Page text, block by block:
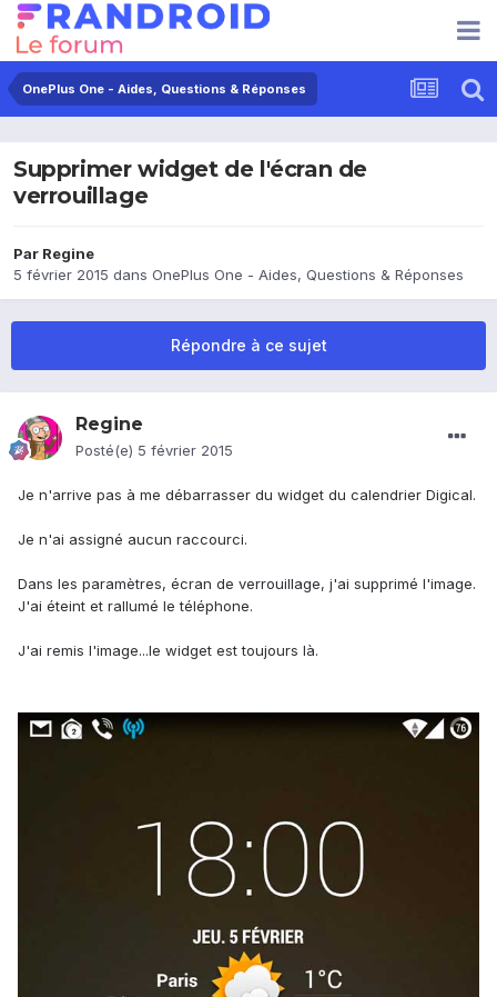
OnePlus One - Aides, Questions & Réponses
Supprimer widget de l'écran de
verrouillage
Par Regine
5 février 2015 dans OnePlus One - Aides, Questions & Réponses
Répondre à ce sujet
Regine
Posté(e) 5 février 2015
Je n'arrive pas à me débarrasser du widget du calendrier Digical.
Je n'ai assigné aucun raccourci.
Dans les paramètres, écran de verrouillage, j'ai supprimé l'image.
J'ai éteint et rallumé le téléphone.
J'ai remis l'image...le widget est toujours là.